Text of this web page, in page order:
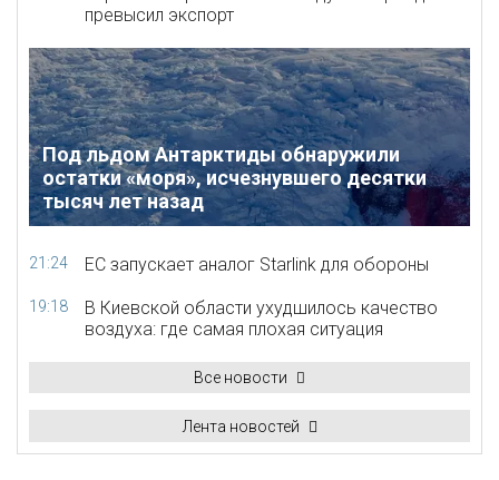
превысил экспорт
Под льдом Антарктиды обнаружили
остатки «моря», исчезнувшего десятки
тысяч лет назад
21:24 ЕС запускает аналог Starlink для обороны
19:18
В Киевской области ухудшилось качество
воздуха: где самая плохая ситуация
Все новости
Лента новостей